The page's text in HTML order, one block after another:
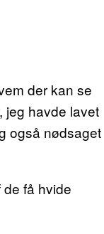
der kan se
jeg havde lavet
også nødsaget
få hvide